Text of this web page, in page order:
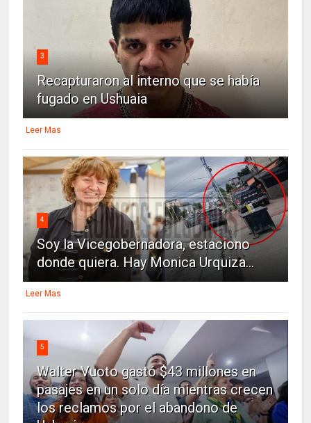
3
Recapturaron al interno que se había
fugado en Ushuaia
Leer Mas
4
Soy la Vicegobernadora, estaciono
donde quiera. Hay Monica Urquiza...
Leer Mas
5
Walter Vuoto gastó $43 millones en
pasajes en un solo día mientras crecen
los reclamos por el abandono de